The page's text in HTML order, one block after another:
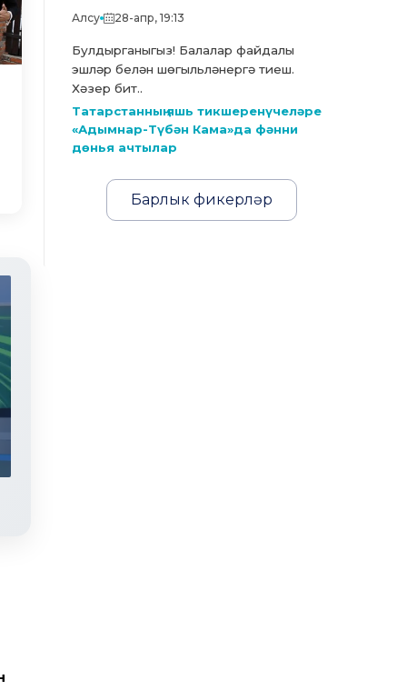
Алсу 28-апр, 19:13
Булдырганыгыз! Балалар файдалы
эшләр белән шөгыльләнергә тиеш.
Хәзер бит..
Татарстанның яшь тикшеренүчеләре
«Адымнар-Түбән Кама»да фәнни
дөнья ачтылар
Барлык фикерләр